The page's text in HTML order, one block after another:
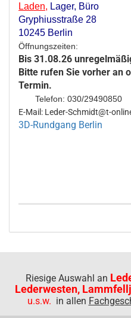
Laden, Lager, Büro
Gryphiusstraße 28
10245 Berlin
Öffnungszeiten:
Bis 31.08.26
Bitte rufen Sie vorher an
Termin.
Telefon: 030/29490850
E-Mail: Leder-Schmidt@t-
3D-Rundgang Berlin
Riesige Auswahl an
Lederwesten,
u.s.w. in allen